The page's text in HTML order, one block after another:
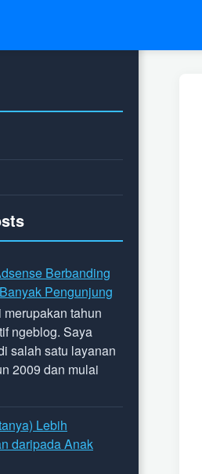
Berbanding
Pengunjung
tahun
ngeblog. Saya
salah satu layanan
2009 dan mulai
Lebih
daripada Anak